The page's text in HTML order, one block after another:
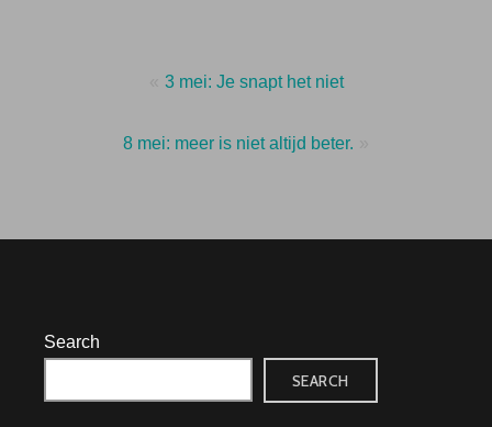
navigation
3 mei: Je snapt het niet
8 mei: meer is niet altijd beter.
Search
SEARCH